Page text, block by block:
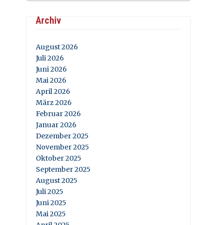
Archiv
August 2026
Juli 2026
Juni 2026
Mai 2026
April 2026
März 2026
Februar 2026
Januar 2026
Dezember 2025
November 2025
Oktober 2025
September 2025
August 2025
Juli 2025
Juni 2025
Mai 2025